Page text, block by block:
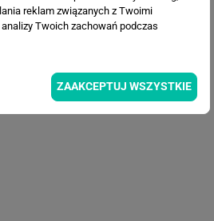
Tropikalne Liście
reklam związanych z Twoimi
Twoich zachowań podczas
ZAAKCEPTUJ WSZYSTKIE